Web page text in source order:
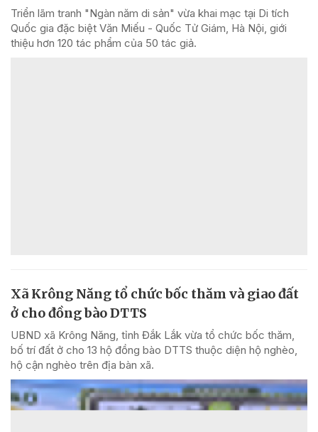
Triển lãm tranh "Ngàn năm di sản" vừa khai mạc tại Di tích
Quốc gia đặc biệt Văn Miếu - Quốc Tử Giám, Hà Nội, giới
thiệu hơn 120 tác phẩm của 50 tác giả.
Xã Krông Năng tổ chức bốc thăm và giao đất
ở cho đồng bào DTTS
UBND xã Krông Năng, tỉnh Đắk Lắk vừa tổ chức bốc thăm,
bố trí đất ở cho 13 hộ đồng bào DTTS thuộc diện hộ nghèo,
hộ cận nghèo trên địa bàn xã.